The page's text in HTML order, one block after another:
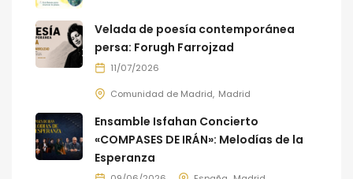
Velada de poesía contemporánea
persa: Forugh Farrojzad
11/07/2026
Comunidad de Madrid Madrid
Ensamble Isfahan Concierto
«COMPASES DE IRÁN»: Melodías de la
Esperanza